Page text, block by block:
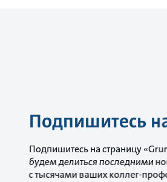
Подпишитесь
Подпишитесь на страницу
будем делиться последними
с тысячами ваших коллег-